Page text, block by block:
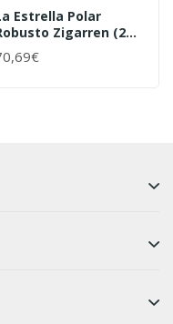
Estrella Polar
Zigarren (20